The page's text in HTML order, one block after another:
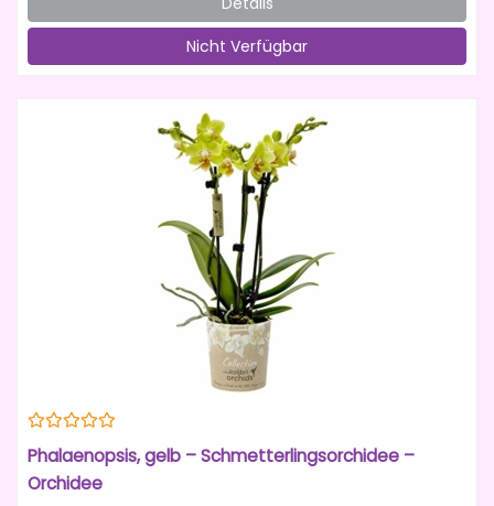
Nicht Verfügbar
Phalaenopsis, gelb – Schmetterlingsorchidee –
Orchidee